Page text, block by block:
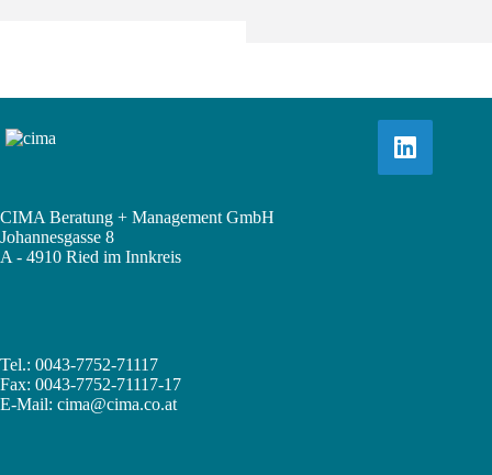
CIMA Beratung + Management GmbH
Johannesgasse 8
A - 4910 Ried im Innkreis
Tel.: 0043-7752-71117
Fax: 0043-7752-71117-17
E-Mail: cima@cima.co.at